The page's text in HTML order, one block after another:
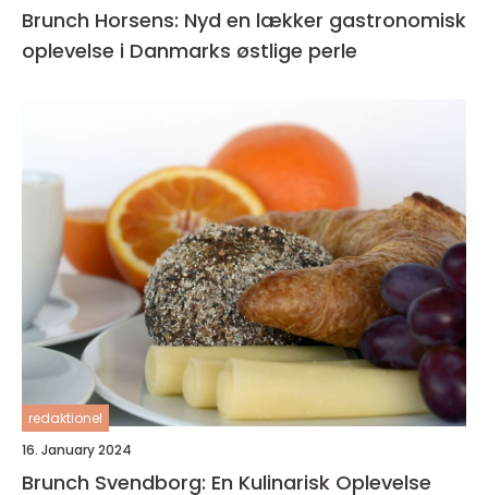
Brunch Horsens: Nyd en lækker gastronomisk
oplevelse i Danmarks østlige perle
redaktionel
16. January 2024
Brunch Svendborg: En Kulinarisk Oplevelse